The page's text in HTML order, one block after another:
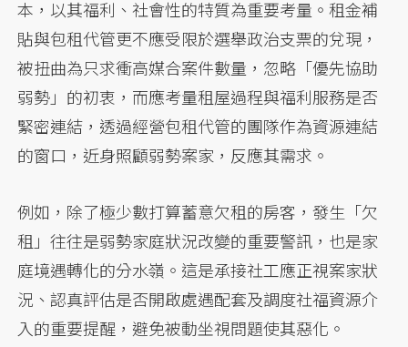
本，以其福利、社會性的特質為重要考量。租金補
貼與包租代管更不應受限於選舉政治支票的兌現，
被扭曲為只求衝高媒合案件數量，忽略「優先協助
弱勢」的初衷，而應考量租屋過程與福利服務是否
緊密連結，透過經營包租代管的團隊作為資源連結
的窗口，近身照顧弱勢案家，反應其需求。
例如，除了極少數打算蓄意欠租的房客，發生「欠
租」往往是弱勢家庭狀況改變的重要警訊，也是家
庭境遇轉化的分水嶺。這是承接社工應正視案家狀
況、認真評估是否開啟處遇配套及調度社福資源介
入的重要提醒，避免被動坐視問題使其惡化。